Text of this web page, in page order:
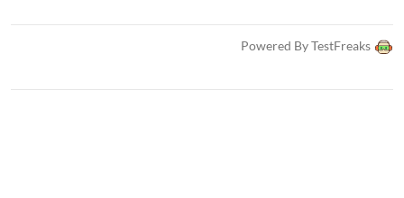
Powered By TestFreaks